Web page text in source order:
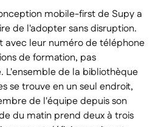
mobile-first de Supy a
de l'adopter sans disruption.
avec leur numéro de téléphone
de formation, pas
L'ensemble de la bibliothèque
se trouve en un seul endroit,
de l'équipe depuis son
du matin prend deux à trois